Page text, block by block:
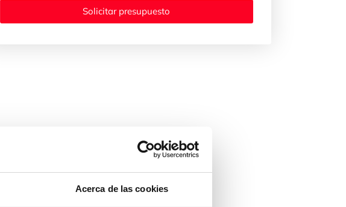
Acerca de las cookies
Solicitar presupuesto